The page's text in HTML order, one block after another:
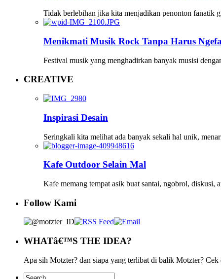
Tidak berlebihan jika kita menjadikan penonton fanatik
Menikmati Musik Rock Tanpa Harus
Festival musik yang menghadirkan banyak musisi
CREATIVE
Inspirasi Desain
Seringkali kita melihat ada banyak sekali hal unik,
Kafe Outdoor Selain Mal
Kafe memang tempat asik buat santai, ngobrol, diskusi,
Follow Kami
WHATâ€™S THE IDEA?
Apa sih Motzter? dan siapa yang terlibat di balik Motzter? Cek